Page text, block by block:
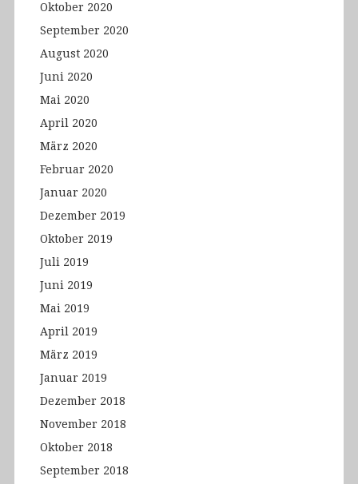
Oktober 2020
September 2020
August 2020
Juni 2020
Mai 2020
April 2020
März 2020
Februar 2020
Januar 2020
Dezember 2019
Oktober 2019
Juli 2019
Juni 2019
Mai 2019
April 2019
März 2019
Januar 2019
Dezember 2018
November 2018
Oktober 2018
September 2018